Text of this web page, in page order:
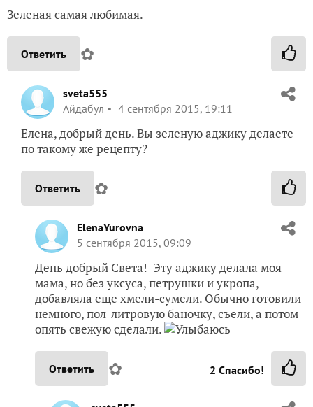
Зеленая самая любимая.
Ответить ✿
sveta555
Айдабул
4 сентября 2015, 19:11
Елена, добрый день. Вы зеленую аджику делаете
по такому же рецепту?
Ответить ✿
ElenaYurovna
5 сентября 2015, 09:09
День добрый Света! Эту аджику делала моя
мама, но без уксуса, петрушки и укропа,
добавляла еще хмели-сумели. Обычно готовили
немного, пол-литровую баночку, съели, а потом
опять свежую сделали.
Ответить ✿ 2 Спасибо!